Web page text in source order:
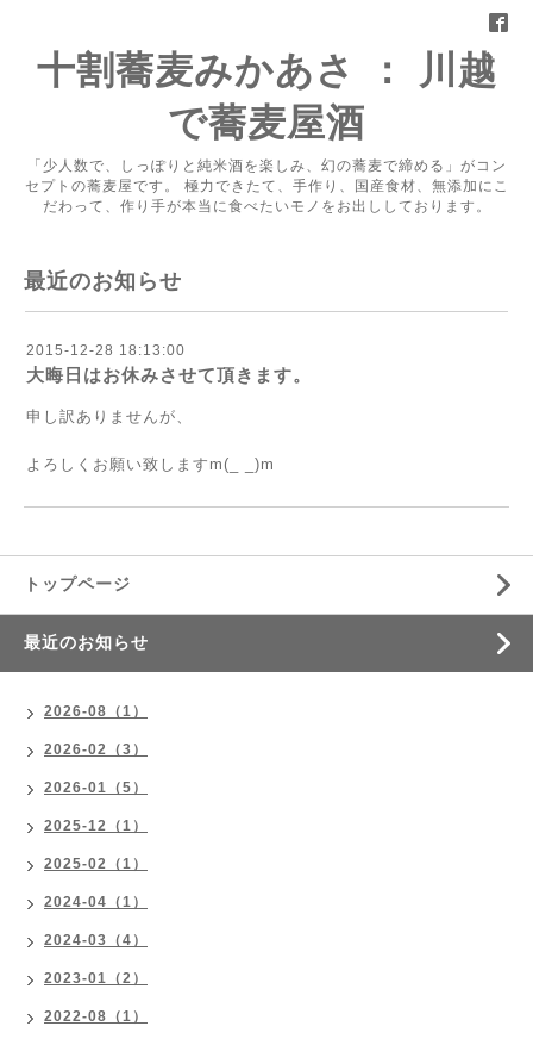
十割蕎麦みかあさ ： 川越
で蕎麦屋酒
「少人数で、しっぽりと純米酒を楽しみ、幻の蕎麦で締める」がコン
セプトの蕎麦屋です。 極力できたて、手作り、国産食材、無添加にこ
だわって、作り手が本当に食べたいモノをお出ししております。
最近のお知らせ
2015-12-28 18:13:00
大晦日はお休みさせて頂きます。
申し訳ありませんが、
よろしくお願い致しますm(_ _)m
トップページ
最近のお知らせ
2026-08（1）
2026-02（3）
2026-01（5）
2025-12（1）
2025-02（1）
2024-04（1）
2024-03（4）
2023-01（2）
2022-08（1）